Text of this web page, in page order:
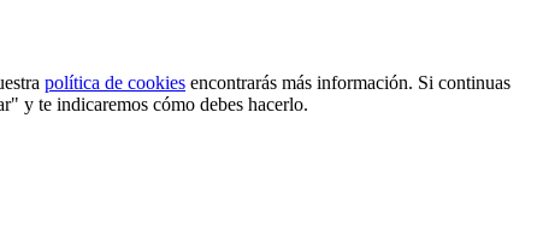
política de cookies encontrarás más información. Si continuas
y te indicaremos cómo debes hacerlo.